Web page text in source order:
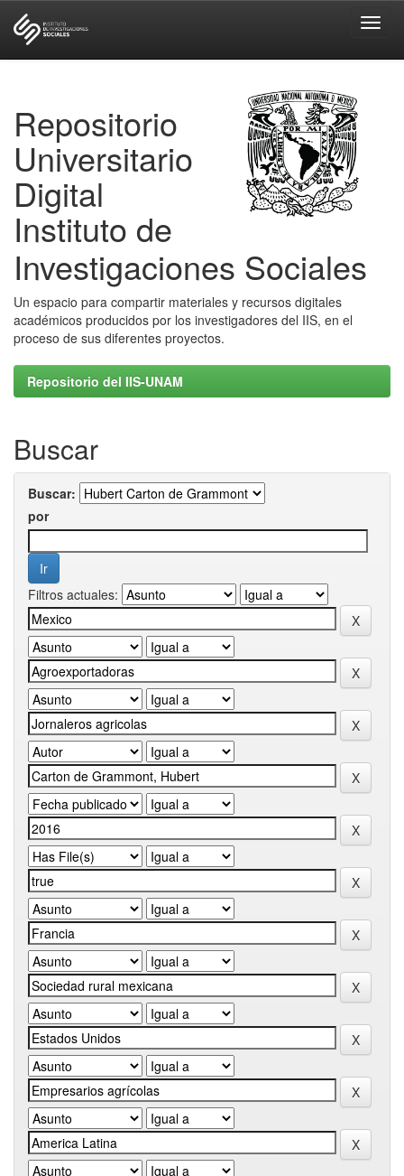
Repositorio
Universitario
Digital
Instituto de
Investigaciones Sociales
Un espacio para compartir materiales y recursos digitales
académicos producidos por los investigadores del IIS, en el
proceso de sus diferentes proyectos.
Repositorio del IIS-UNAM
Buscar
Buscar:
por
Filtros actuales: